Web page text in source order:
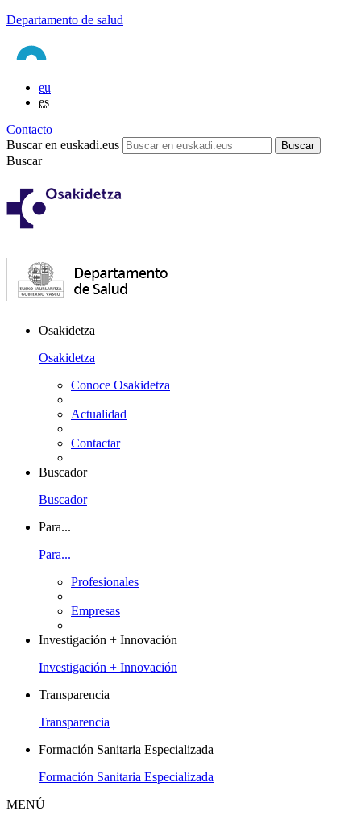
Departamento de salud
eu
es
Contacto
Buscar en euskadi.eus
Buscar
Osakidetza
Osakidetza
Conoce Osakidetza
Actualidad
Contactar
Buscador
Buscador
Para...
Para...
Profesionales
Empresas
Investigación + Innovación
Investigación + Innovación
Transparencia
Transparencia
Formación Sanitaria Especializada
Formación Sanitaria Especializada
MENÚ